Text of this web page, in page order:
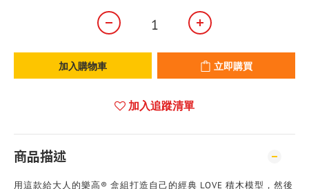
加入購物車 立即購買
加入追蹤清單
商品描述
用這款給大人的樂高® 盒組打造自己的經典 LOVE 積木模型，然後